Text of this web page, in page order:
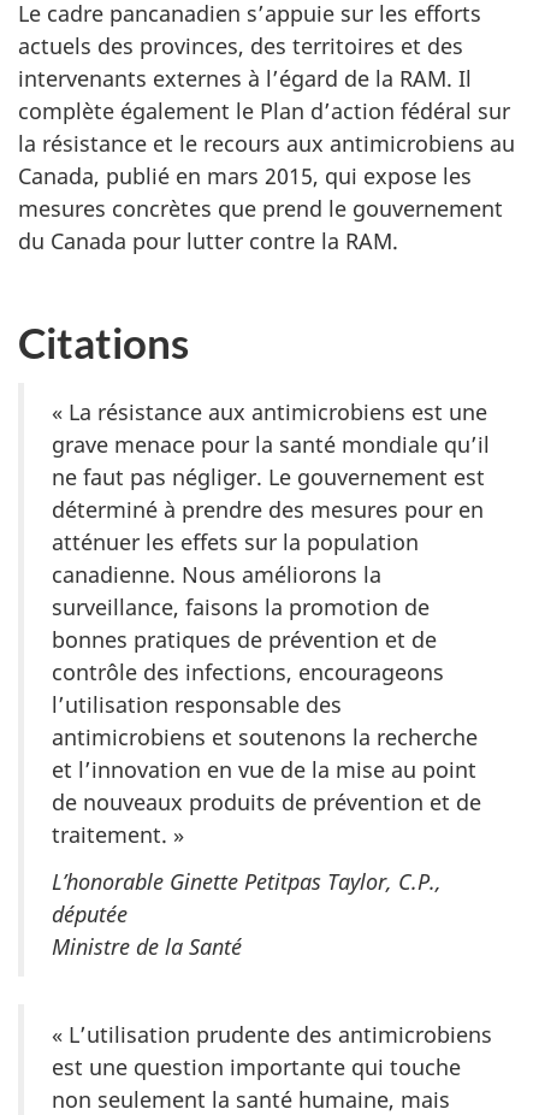
Le cadre pancanadien s’appuie sur les efforts
actuels des provinces, des territoires et des
intervenants externes à l’égard de la RAM. Il
complète également le Plan d’action fédéral sur
la résistance et le recours aux antimicrobiens au
Canada, publié en mars 2015, qui expose les
mesures concrètes que prend le gouvernement
du Canada pour lutter contre la RAM.
Citations
« La résistance aux antimicrobiens est une
grave menace pour la santé mondiale qu’il
ne faut pas négliger. Le gouvernement est
déterminé à prendre des mesures pour en
atténuer les effets sur la population
canadienne. Nous améliorons la
surveillance, faisons la promotion de
bonnes pratiques de prévention et de
contrôle des infections, encourageons
l’utilisation responsable des
antimicrobiens et soutenons la recherche
et l’innovation en vue de la mise au point
de nouveaux produits de prévention et de
traitement. »
L’honorable Ginette Petitpas Taylor, C.P.,
députée
Ministre de la Santé
« L’utilisation prudente des antimicrobiens
est une question importante qui touche
non seulement la santé humaine, mais